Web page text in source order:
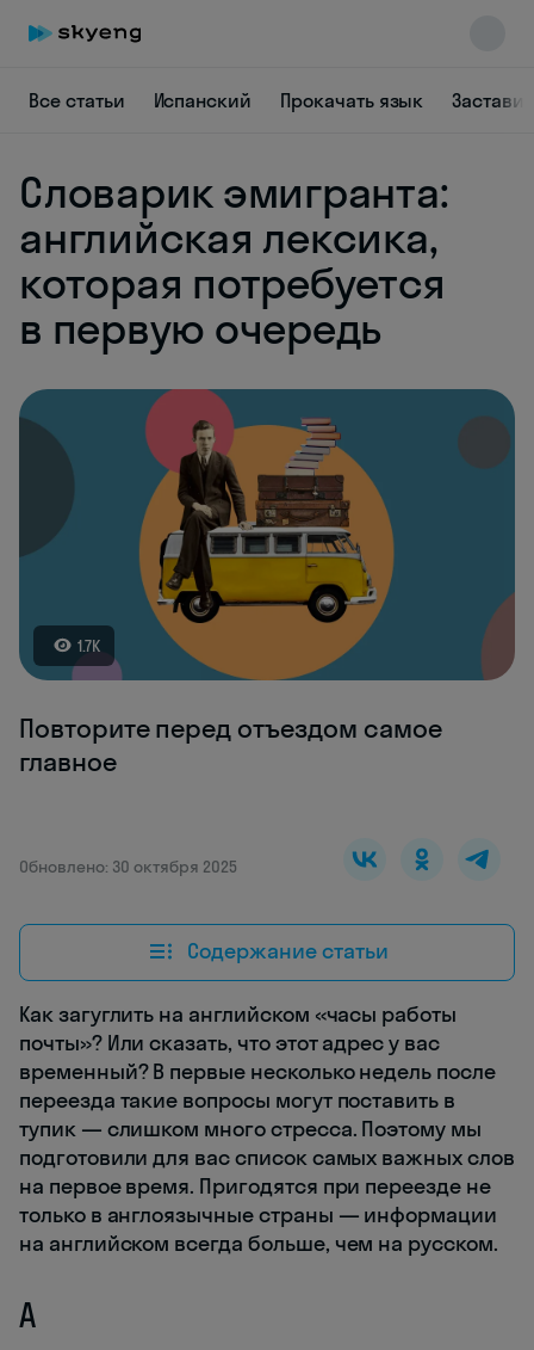
Все статьи Испанский Прокачать язык
Словарик эмигранта:
английская лексика,
которая потребуется
в первую очередь
1.7K
Повторите перед отъездом самое
главное
Обновлено: 30 октября 2025
Содержание статьи
Как загуглить на английском «часы работы
почты»? Или сказать, что этот адрес у вас
временный? В первые несколько недель после
переезда такие вопросы могут поставить в
тупик — слишком много стресса. Поэтому мы
подготовили для вас список самых важных слов
на первое время. Пригодятся при переезде не
только в англоязычные страны — информации
на английском всегда больше, чем на русском.
A
Skyeng Chat
online